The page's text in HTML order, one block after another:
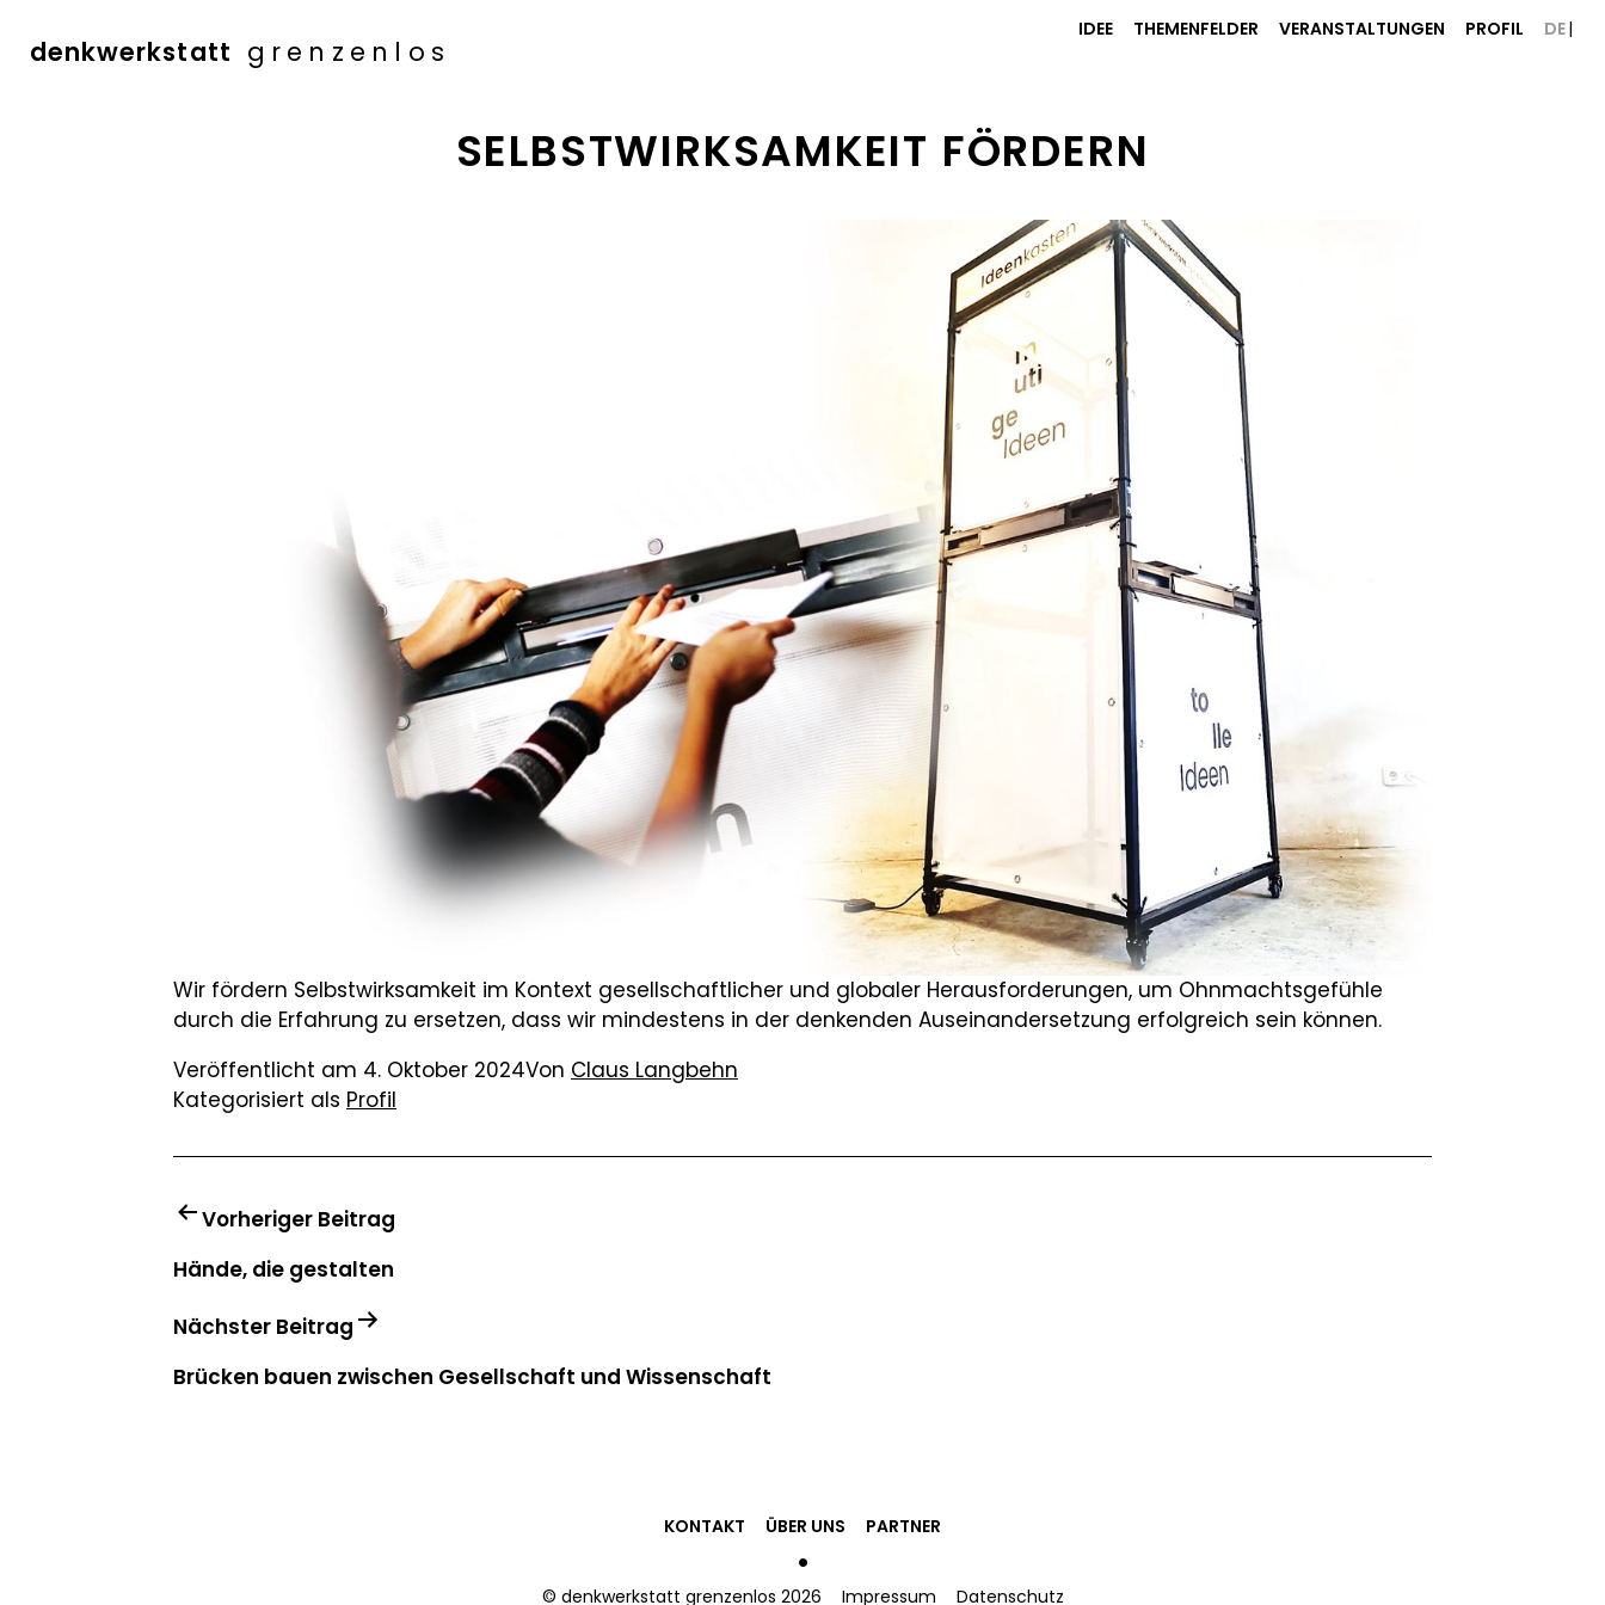
denkwerkstatt grenzenlos
IDEE THEMENFELDER VERANSTALTUNGEN PROFIL DE
SELBSTWIRKSAMKEIT FÖRDERN
Wir fördern Selbstwirksamkeit im Kontext gesellschaftlicher und globaler Herausforderungen, um Ohnmachtsgefühle
durch die Erfahrung zu ersetzen, dass wir mindestens in der denkenden Auseinandersetzung erfolgreich sein können.
Veröffentlicht am 4. Oktober 2024Von Claus Langbehn
Kategorisiert als Profil
BEITRAGSNAVIGATION
Vorheriger Beitrag
Hände, die gestalten
Nächster Beitrag
Brücken bauen zwischen Gesellschaft und Wissenschaft
KONTAKT ÜBER UNS PARTNER
•
Impressum Datenschutz
© denkwerkstatt grenzenlos 2026